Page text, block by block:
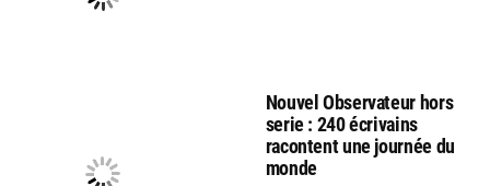
Nouvel Observateur hors
serie : 240 écrivains
racontent une journée du
monde